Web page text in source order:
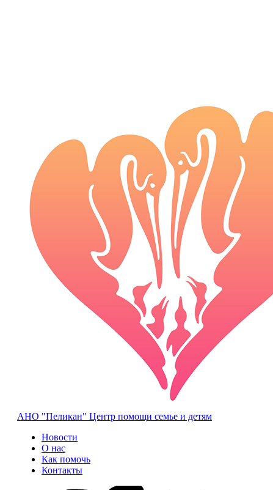
АНО "Пеликан" Центр помощи семье и детям
Новости
О нас
Как помочь
Контакты